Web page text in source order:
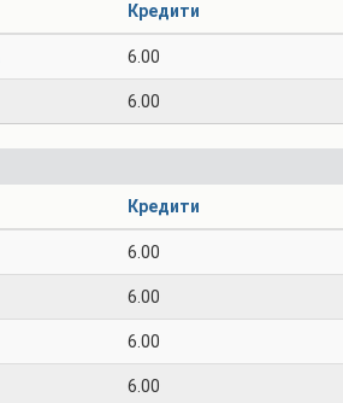
Кредити
6.00
6.00
Кредити
6.00
6.00
6.00
6.00